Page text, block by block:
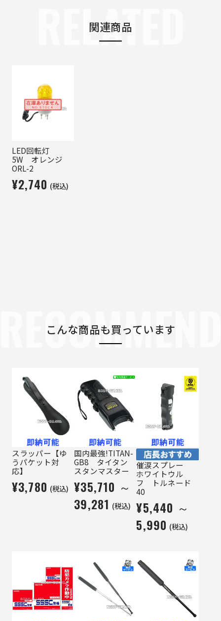
関連商品
RELATED
LED回転灯
5W オレンジ
ORL-2
¥2,740 (税込)
こんな商品も買っています
スラッパー【ゆ
うパケット対
応】
¥3,780 (税込)
国内最強!TITAN-
GB8 タイタン
スタンマスター
¥35,710 ～
39,281 (税込)
催涙スプレー
ホワイトウル
フ トルネード
40
¥5,440 ～
5,990 (税込)